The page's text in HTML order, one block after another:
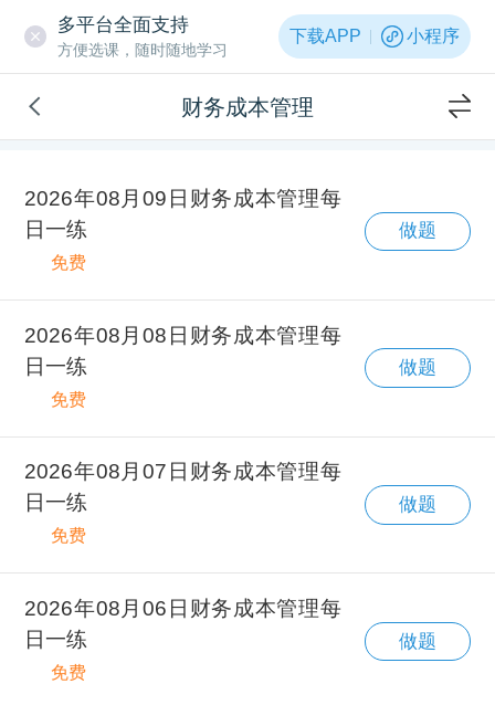
多平台全面支持
方便选课，随时随地学习
下载APP 小程序
财务成本管理
2026年08月09日财务成本管理每
日一练
免费
做题
2026年08月08日财务成本管理每
日一练
免费
做题
2026年08月07日财务成本管理每
日一练
免费
做题
2026年08月06日财务成本管理每
日一练
免费
做题